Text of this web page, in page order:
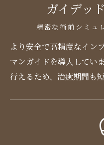
ガイデッ
精密な術前シミュ
より安全で高精度なイン
マンガイドを導入してい
行えるため、治癒期間も